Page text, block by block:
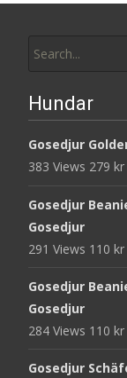
for:
Hundar
Gosedjur
383 Views 279 kr
Gosedjur
Gosedjur
291 Views 110 kr
Gosedjur
Gosedjur
284 Views 110 kr
Gosedjur